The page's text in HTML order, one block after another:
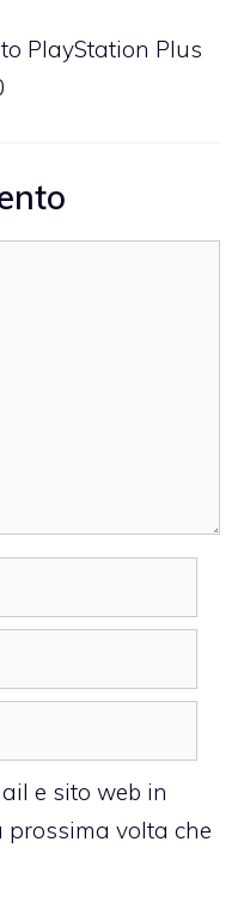
PlayStation Plus
e sito web in
prossima volta che